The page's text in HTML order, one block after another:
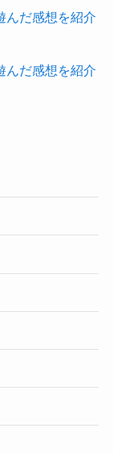
んだ感想を紹介
んだ感想を紹介